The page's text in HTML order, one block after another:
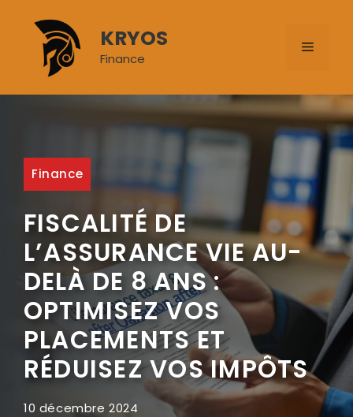
contenu
KRYOS
Finance
MENU
Finance
FISCALITÉ DE
L’ASSURANCE VIE AU-
DELÀ DE 8 ANS :
OPTIMISEZ VOS
PLACEMENTS ET
RÉDUISEZ VOS IMPÔTS
10 décembre 2024